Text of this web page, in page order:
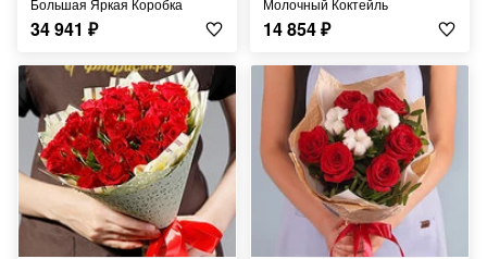
Большая Яркая Коробка
34 941 ₽
Молочный Коктейль
14 854₽